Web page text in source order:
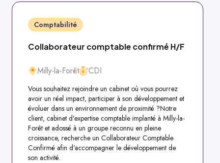
Comptabilité
Collaborateur comptable confirmé H/F
Milly-la-Forêt CDI
Vous souhaitez rejoindre un cabinet où vous pourrez
avoir un réel impact, participer à son développement et
évoluer dans un environnement de proximité ?Notre
client, cabinet d'expertise comptable implanté à Milly-la-
Forêt et adossé à un groupe reconnu en pleine
croissance, recherche un Collaborateur Comptable
Confirmé afin d'accompagner le développement de
son activité.